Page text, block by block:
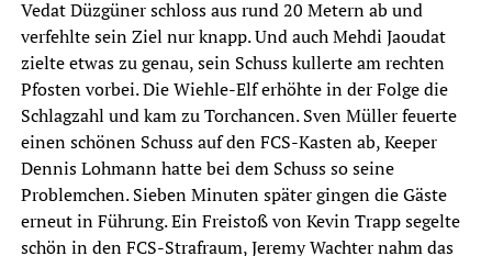
Vedat Düzgüner schloss aus rund 20 Metern ab und
verfehlte sein Ziel nur knapp. Und auch Mehdi Jaoudat
zielte etwas zu genau, sein Schuss kullerte am rechten
Pfosten vorbei. Die Wiehle-Elf erhöhte in der Folge die
Schlagzahl und kam zu Torchancen. Sven Müller feuerte
einen schönen Schuss auf den FCS-Kasten ab, Keeper
Dennis Lohmann hatte bei dem Schuss so seine
Problemchen. Sieben Minuten später gingen die Gäste
erneut in Führung. Ein Freistoß von Kevin Trapp segelte
schön in den FCS-Strafraum, Jeremy Wachter nahm das